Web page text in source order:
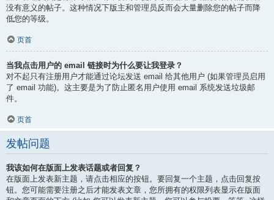
没有意义的帖子。这种情况下版主和管理员反而会大量删除您的帖子而降
低您的等级。
页首
当我点击用户的 email 链接时为什么要让我登录？
对不起只有注册用户才能通过论坛发送 email 给其他用户 (如果管理员启用
了 email 功能)。这主要是为了防止匿名用户使用 email 系统发送垃圾邮
件。
页首
发帖问题
我该如何在版面上发表话题或者回复？
在版面上发表新主题，请点击相应的按钮。要回复一个主题，点击回复按
钮。您可能需要注册之后才能发表文章，您所拥有的权限列表显示在版面